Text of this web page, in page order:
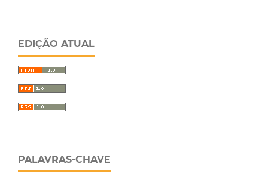
EDIÇÃO ATUAL
PALAVRAS-CHAVE